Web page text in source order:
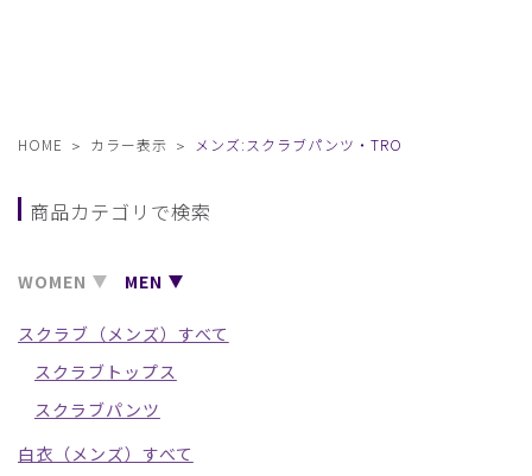
HOME カラー表示 メンズ:スクラブパンツ・TRO
商品カテゴリで検索
WOMEN MEN
スクラブ（メンズ）すべて
スクラブトップス
スクラブパンツ
白衣（メンズ）すべて